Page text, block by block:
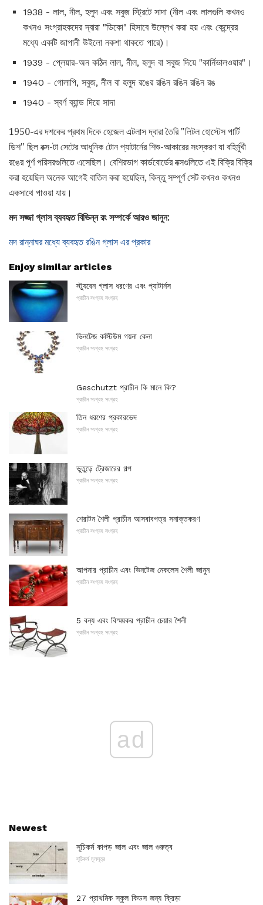
1938 - লাল, নীল, হলুদ এবং সবুজ স্ট্রিটে সাদা (নীল এবং লালগুলি কখনও
কখনও সংগ্রাহকদের দ্বারা "ডিকো" হিসাবে উল্লেখ করা হয় এবং কেন্দ্রের
মধ্যে একটি জাপানী উইলো নকশা থাকতে পারে)।
1939 - প্লেয়ার-অন কঠিন লাল, নীল, হলুদ বা সবুজ দিয়ে "কার্নিভালওয়ার"।
1940 - গোলাপি, সবুজ, নীল বা হলুদ রঙের রঙিন রঙিন রঙিন রঙ
1940 - স্বর্ণ ব্যান্ড দিয়ে সাদা
1950-এর দশকের প্রথম দিকে হেজেল এটলাস দ্বারা তৈরি "লিটল হোস্টেস পার্টি
ডিশ" ছিল বক্স-টা সেটের আধুনিক টোন প্যাটার্নের শিশু-আকারের সংস্করণ যা বহির্মুখী
রঙের পূর্ণ পরিসরগুলিতে এসেছিল। বেশিরভাগ কার্ডবোর্ডের বক্সগুলিতে এই বিক্রি বিক্রি
করা হয়েছিল অনেক আগেই বাতিল করা হয়েছিল, কিন্তু সম্পূর্ণ সেট কখনও কখনও
একসাথে পাওয়া যায়।
মদ সজ্জা গ্লাস ব্যবহৃত বিভিন্ন রং সম্পর্কে আরও জানুন:
মদ রান্নাঘর মধ্যে ব্যবহৃত রঙিন গ্লাস এর প্রকার
Enjoy similar articles
স্ট্যুবেন গ্লাস ধরণের এবং প্যাটার্নস
প্রাচীন সংগ্রহ সংগ্রহ
ভিনটেজ কস্টিউম গয়না কেনা
প্রাচীন সংগ্রহ সংগ্রহ
Geschutzt প্রাচীন কি মানে কি?
প্রাচীন সংগ্রহ সংগ্রহ
তিন ধরণের প্রকারভেদ
প্রাচীন সংগ্রহ সংগ্রহ
ভুতুড়ে ট্রেজারের গল্প
প্রাচীন সংগ্রহ সংগ্রহ
শেরাটন শৈলী প্রাচীন আসবাবপত্র সনাক্তকরণ
প্রাচীন সংগ্রহ সংগ্রহ
আপনার প্রাচীন এবং ভিনটেজ নেকলেস শৈলী জানুন
প্রাচীন সংগ্রহ সংগ্রহ
5 বন্য এবং বিস্ময়কর প্রাচীন চেয়ার শৈলী
প্রাচীন সংগ্রহ সংগ্রহ
ad
Newest
সূচিকর্ম কাপড় জাল এবং জাল গুরুত্ব
সূচিকর্ম মূলসূত্র
27 প্রাথমিক স্কুল কিডস জন্য ক্রিড়া